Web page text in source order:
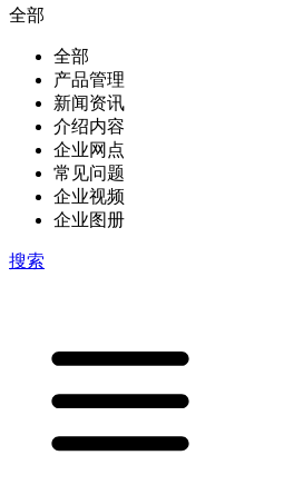
全部
全部
产品管理
新闻资讯
介绍内容
企业网点
常见问题
企业视频
企业图册
搜索